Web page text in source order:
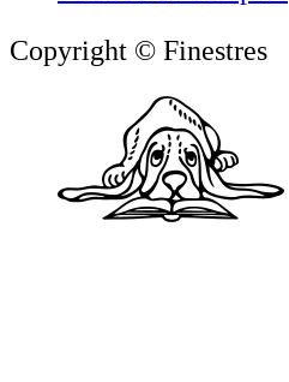
Copyright © Finestres